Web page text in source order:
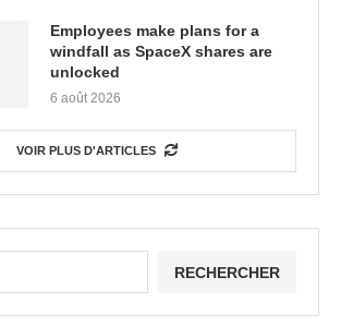
Employees make plans for a
windfall as SpaceX shares are
unlocked
6 août 2026
VOIR PLUS D'ARTICLES
RECHERCHER